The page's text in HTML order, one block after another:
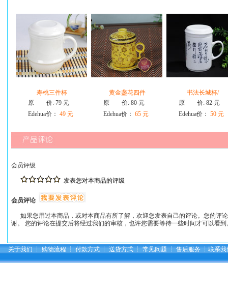
寿桃三件杯
原 价:79 元
Edehua价： 49 元
黄金盏花四件
原 价:80 元
Edehua价： 65 元
书法长城杯/
原 价:82 元
Edehua价： 50 元
会员评级
发表您对本商品的评级
会员评论
如果您用过本商品，或对本商品有所了解，欢迎您发表自己的评论。您的评
谢。 您的评论在提交后将经过我们的审核，也许您需要等待一些时间才可以看
关于我们 ┆ 购物流程 ┆ 付款方式 ┆ 送货方式 ┆ 常见问题 ┆ 售后服务 ┆ 联系我